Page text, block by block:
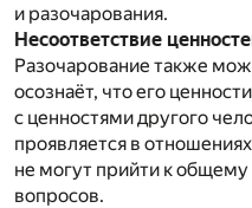
и разочарования.
Несоответствие
Разочарование также
осознаёт, что его
с ценностями другого
проявляется в
не могут прийти к
вопросов.